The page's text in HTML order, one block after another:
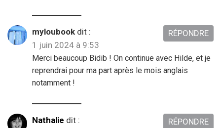
myloubook dit :
1 juin 2024 à 9:53
Merci beaucoup Bidib ! On continue avec Hilde, et je
reprendrai pour ma part après le mois anglais
notamment !
RÉPONDRE
Nathalie dit :
RÉPONDRE